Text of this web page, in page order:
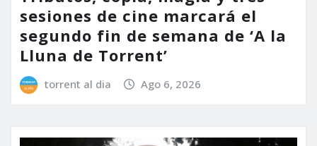
sesiones de cine marcará el
segundo fin de semana de ‘A la
Lluna de Torrent’
torrent al dia Ago 6, 2026